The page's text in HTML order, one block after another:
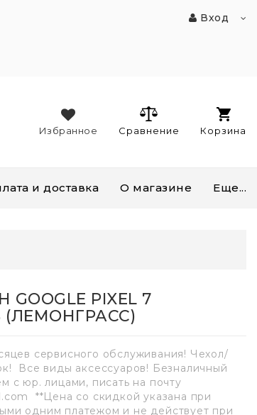
Вход
Корзина
Сравнение
Избранное
и доставка О магазине Еще...
PIXEL 7
(ЛЕМОНГРАСС)
сервисного обслуживания! Чехол/
Все виды аксессуаров! Безналичный
с юр. лицами, писать на почту
**Цена со скидкой указана при
одним платежом и не действует при